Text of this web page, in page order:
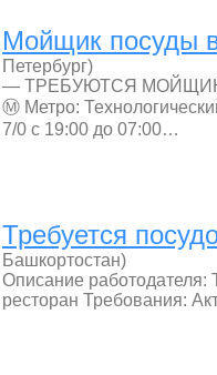
Мойщик посуды
Петербург)
— ТРЕБУЮТСЯ
Ⓜ Метро:
7/0 с 19:00 до 07:00…
Требуется
Башкортостан)
Описание работодателя:
ресторан Требования: